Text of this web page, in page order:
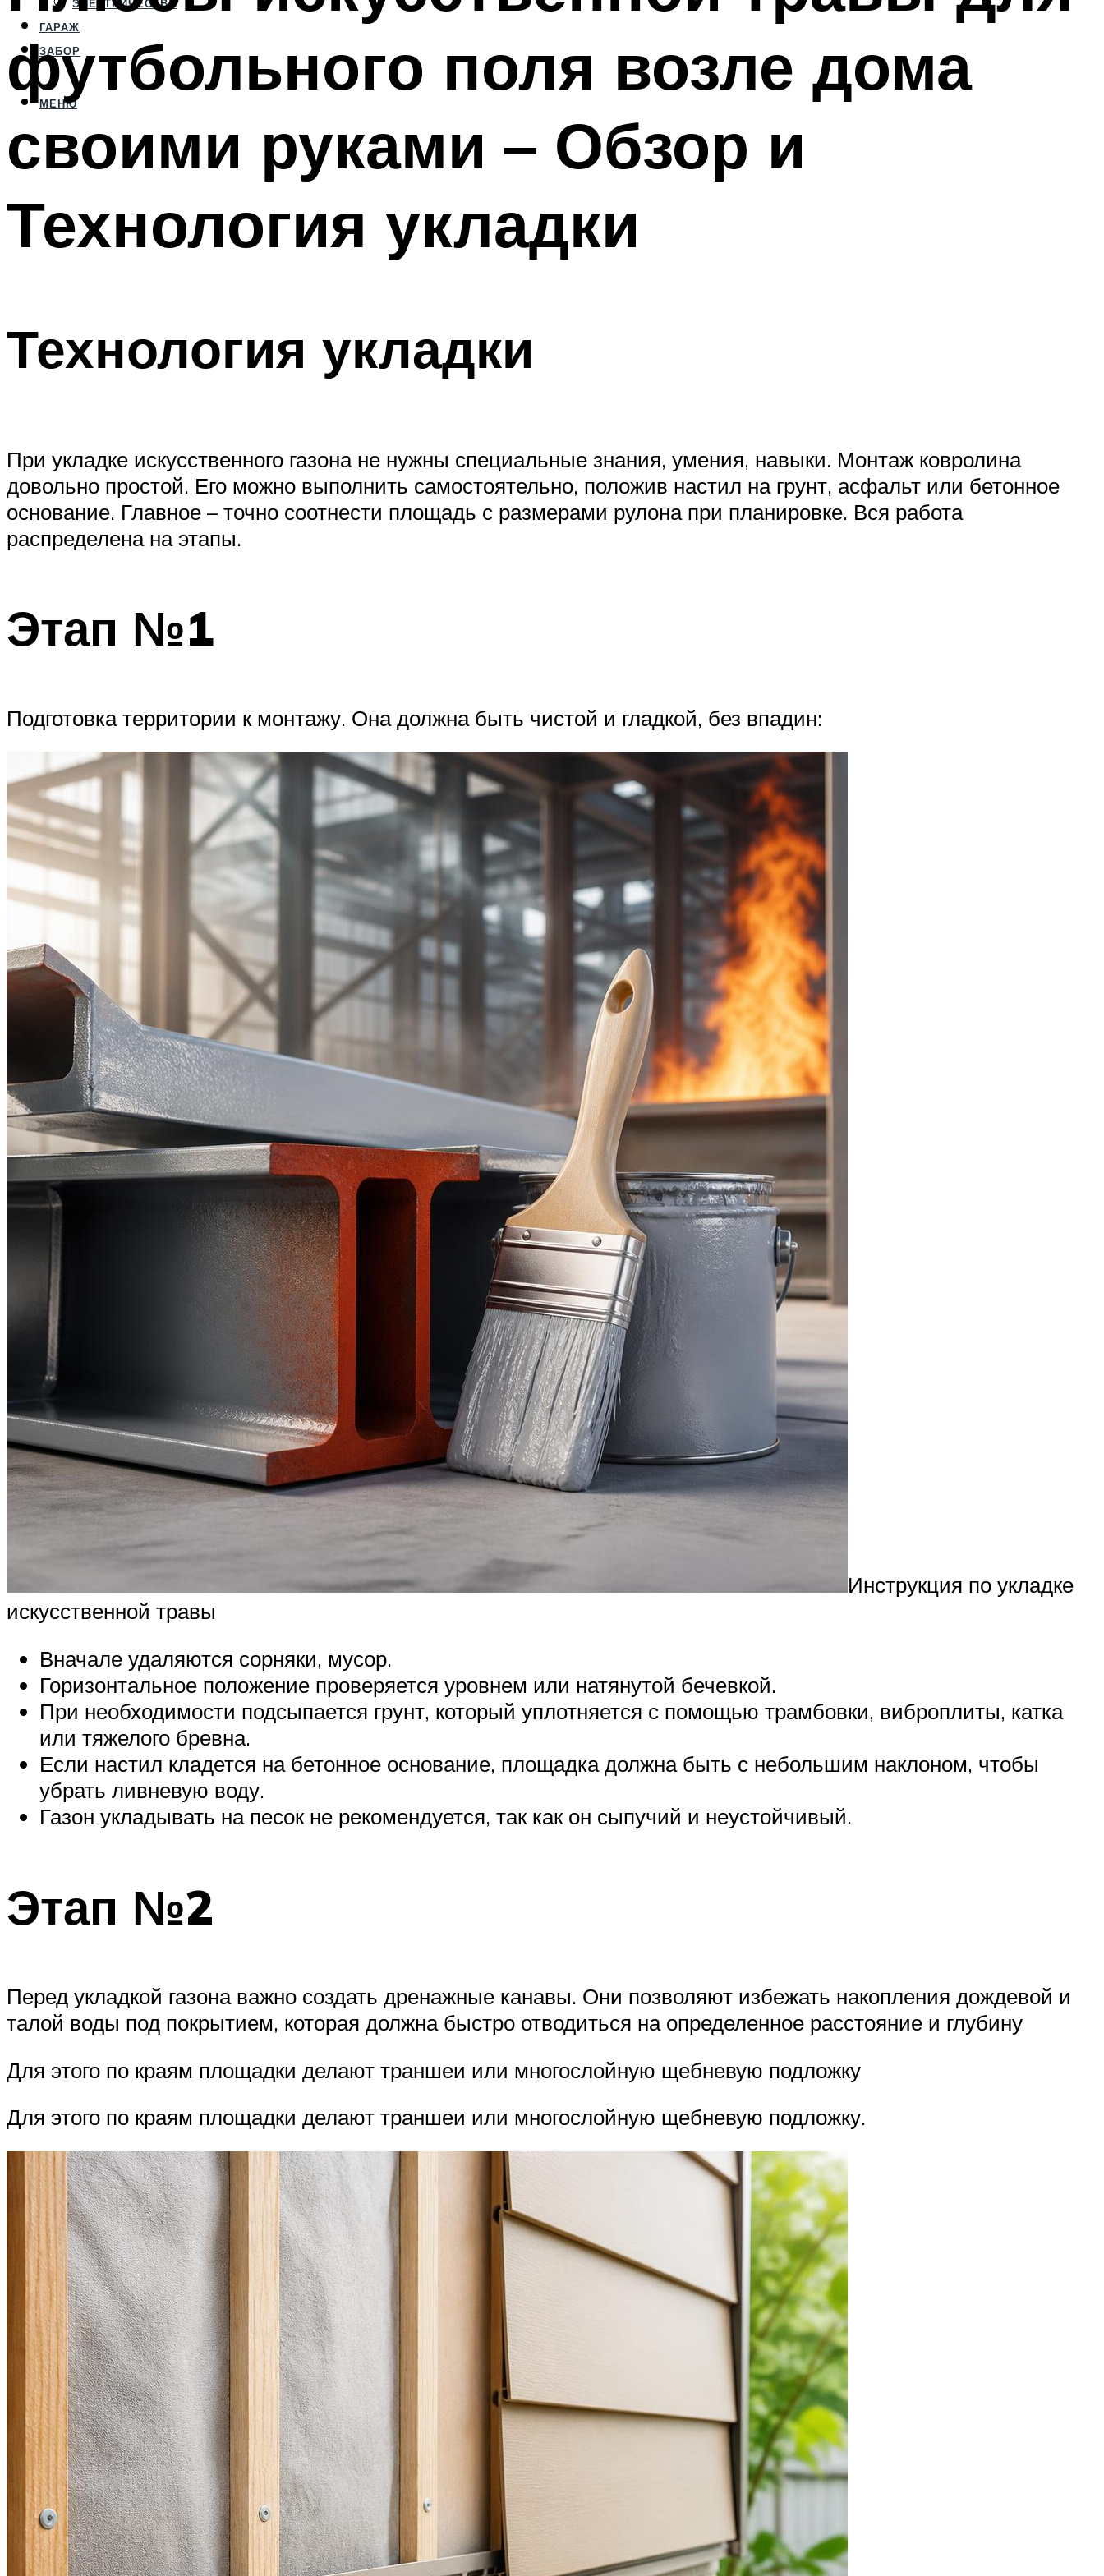
ЭЛЕКТРИЧЕСТВО
ГАРАЖ
ЗАБОР
МЕНЮ
футбольного поля возле дома
своими руками – Обзор и
Технология укладки
Технология укладки
При укладке искусственного газона не нужны специальные знания, умения, навыки. Монтаж ковролина
довольно простой. Его можно выполнить самостоятельно, положив настил на грунт, асфальт или бетонное
основание. Главное – точно соотнести площадь с размерами рулона при планировке. Вся работа
распределена на этапы.
Этап №1
Подготовка территории к монтажу. Она должна быть чистой и гладкой, без впадин:
Инструкция по укладке
искусственной травы
Вначале удаляются сорняки, мусор.
Горизонтальное положение проверяется уровнем или натянутой бечевкой.
При необходимости подсыпается грунт, который уплотняется с помощью трамбовки, виброплиты, катка
или тяжелого бревна.
Если настил кладется на бетонное основание, площадка должна быть с небольшим наклоном, чтобы
убрать ливневую воду.
Газон укладывать на песок не рекомендуется, так как он сыпучий и неустойчивый.
Этап №2
Перед укладкой газона важно создать дренажные канавы. Они позволяют избежать накопления дождевой и
талой воды под покрытием, которая должна быстро отводиться на определенное расстояние и глубину
Для этого по краям площадки делают траншеи или многослойную щебневую подложку
Для этого по краям площадки делают траншеи или многослойную щебневую подложку.